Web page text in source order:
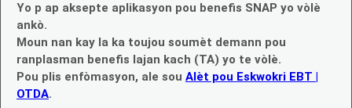
Yo p ap aksepte aplikasyon pou benefis SNAP yo vòlè
ankò.
Moun nan kay la ka toujou soumèt demann pou
ranplasman benefis lajan kach (TA) yo te vòlè.
Pou plis enfòmasyon, ale sou Alèt pou Eskwokri EBT |
OTDA.